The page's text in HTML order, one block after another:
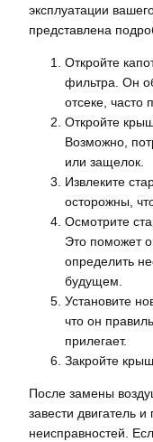
эксплуатации
представлена
Откройте
фильтра. Он
отсеке, часто
Откройте
Возможно,
или защелок.
Извлеките
осторожны,
Осмотрите
Это поможет
определить
будущем.
Установите
что он
прилегает.
Закройте
После замены
завести двигатель
неисправностей.